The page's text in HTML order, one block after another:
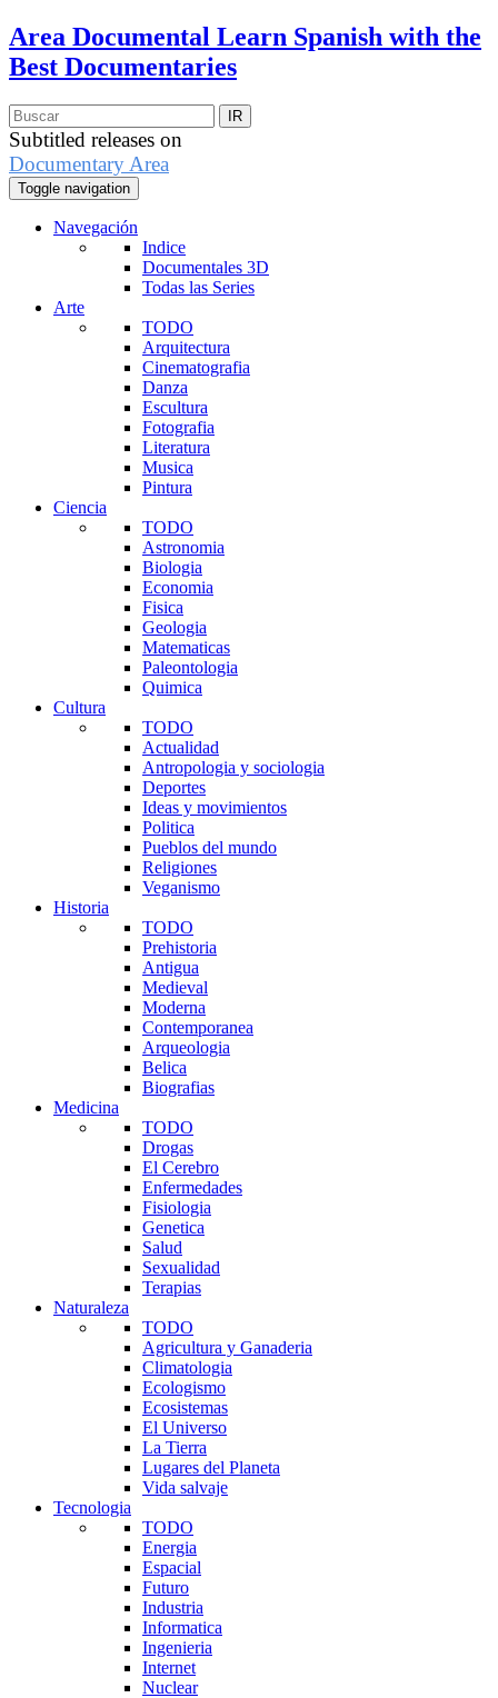
Area Documental Learn Spanish with the
Best Documentaries
Subtitled releases on
Documentary Area
Toggle navigation
Navegación
Indice
Documentales 3D
Todas las Series
Arte
TODO
Arquitectura
Cinematografia
Danza
Escultura
Fotografia
Literatura
Musica
Pintura
Ciencia
TODO
Astronomia
Biologia
Economia
Fisica
Geologia
Matematicas
Paleontologia
Quimica
Cultura
TODO
Actualidad
Antropologia y sociologia
Deportes
Ideas y movimientos
Politica
Pueblos del mundo
Religiones
Veganismo
Historia
TODO
Prehistoria
Antigua
Medieval
Moderna
Contemporanea
Arqueologia
Belica
Biografias
Medicina
TODO
Drogas
El Cerebro
Enfermedades
Fisiologia
Genetica
Salud
Sexualidad
Terapias
Naturaleza
TODO
Agricultura y Ganaderia
Climatologia
Ecologismo
Ecosistemas
El Universo
La Tierra
Lugares del Planeta
Vida salvaje
Tecnologia
TODO
Energia
Espacial
Futuro
Industria
Informatica
Ingenieria
Internet
Nuclear